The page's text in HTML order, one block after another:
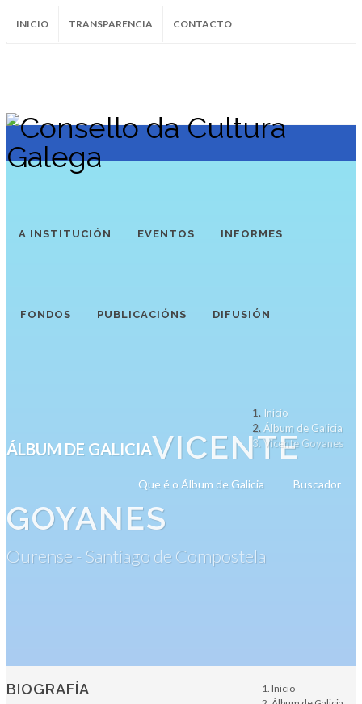
INICIO TRANSPARENCIA CONTACTO
InstagramFacebookTwitter Soundcloud
Youtube
A INSTITUCIÓN EVENTOS INFORMES
FONDOS PUBLICACIÓNS DIFUSIÓN
ÁLBUM DE GALICIA
Que é o Álbum de Galicia Buscador
VICENTE
GOYANES
Ourense - Santiago de Compostela
Inicio
Álbum de Galicia
Vicente Goyanes
BIOGRAFÍA
Inicio